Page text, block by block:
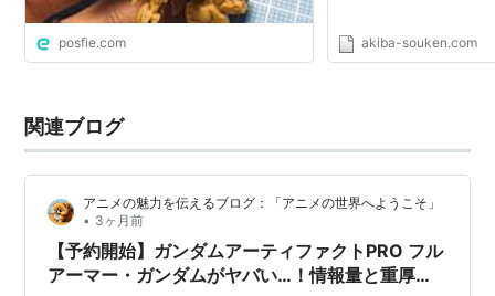
posfie.com akiba-souken.com
関連ブログ
アニメの魅力を伝えるブログ：「アニメの世界へようこそ」
• 3ヶ月前
【予約開始】ガンダムアーティファクトPRO フル
アーマー・ガンダムがヤバい…！情報量と重厚感